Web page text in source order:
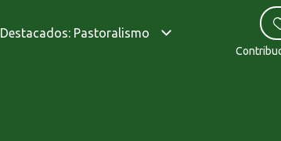
Destacados: Pastoralismo